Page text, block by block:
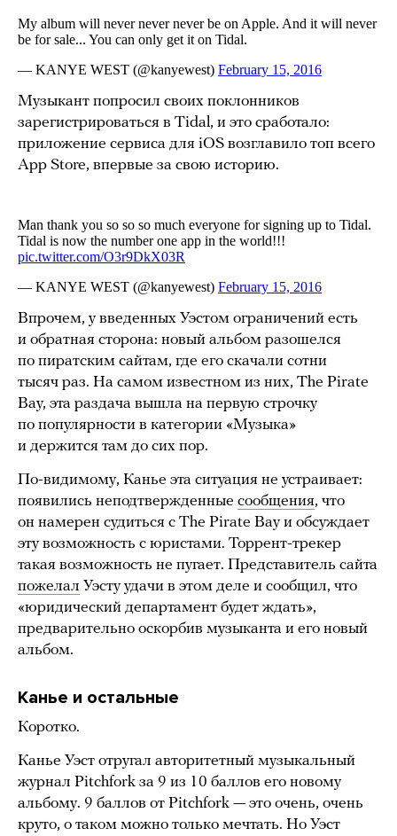
Музыкант попросил своих поклонников
зарегистрироваться в Tidal, и это сработало:
приложение сервиса для iOS возглавило топ всего
App Store, впервые за свою историю.
Впрочем, у введенных Уэстом ограничений есть
и обратная сторона: новый альбом разошелся
по пиратским сайтам, где его скачали сотни
тысяч раз. На самом известном из них, The Pirate
Bay, эта раздача вышла на первую строчку
по популярности в категории «Музыка»
и держится там до сих пор.
По-видимому, Канье эта ситуация не устраивает:
появились неподтвержденные сообщения, что
он намерен судиться с The Pirate Bay и обсуждает
эту возможность с юристами. Торрент-трекер
такая возможность не пугает. Представитель сайта
пожелал Уэсту удачи в этом деле и сообщил, что
«юридический департамент будет ждать»,
предварительно оскорбив музыканта и его новый
альбом.
Канье и остальные
Коротко.
Канье Уэст отругал авторитетный музыкальный
журнал Pitchfork за 9 из 10 баллов его новому
альбому. 9 баллов от Pitchfork — это очень, очень
круто, о таком можно только мечтать. Но Уэст